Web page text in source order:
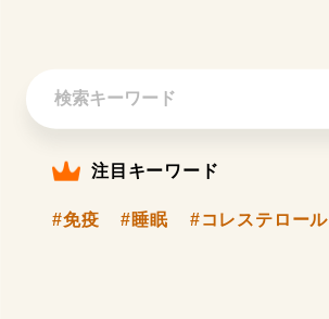
注目キーワード
#免疫 #睡眠 #コレステロール